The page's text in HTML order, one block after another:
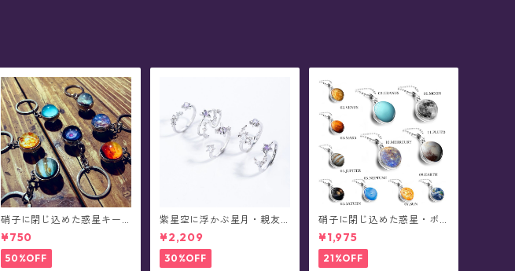
硝子に閉じ込めた惑星キー
ホルダー
¥750
50%OFF
紫星空に浮かぶ星月・親友
リング
¥2,209
30%OFF
硝子に閉じ込めた惑星・ボ
ールチェーンネックレス
¥1,975
21%OFF